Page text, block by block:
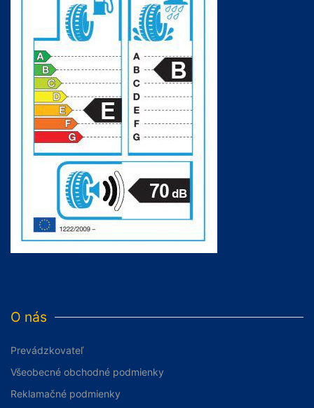
O nás
Prevádzkovateľ
Všeobecné obchodné podmienky
Reklamačné podmienky